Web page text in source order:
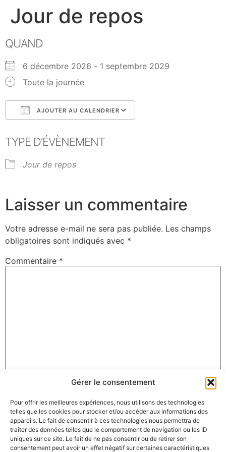
Gérer le consentement
Pour offrir les meilleures expériences, nous utilisons des technologies
telles que les cookies pour stocker et/ou accéder aux informations des
appareils. Le fait de consentir à ces technologies nous permettra de
traiter des données telles que le comportement de navigation ou les ID
uniques sur ce site. Le fait de ne pas consentir ou de retirer son
consentement peut avoir un effet négatif sur certaines caractéristiques
Jour de repos
QUAND
6 décembre 2026 - 1 septembre 2029
Toute la journée
AJOUTER AU CALENDRIER
TYPE D’ÉVÈNEMENT
Jour de repos
Laisser un commentaire
Votre adresse e-mail ne sera pas publiée. Les champs
obligatoires sont indiqués avec *
Commentaire *
E-mail*